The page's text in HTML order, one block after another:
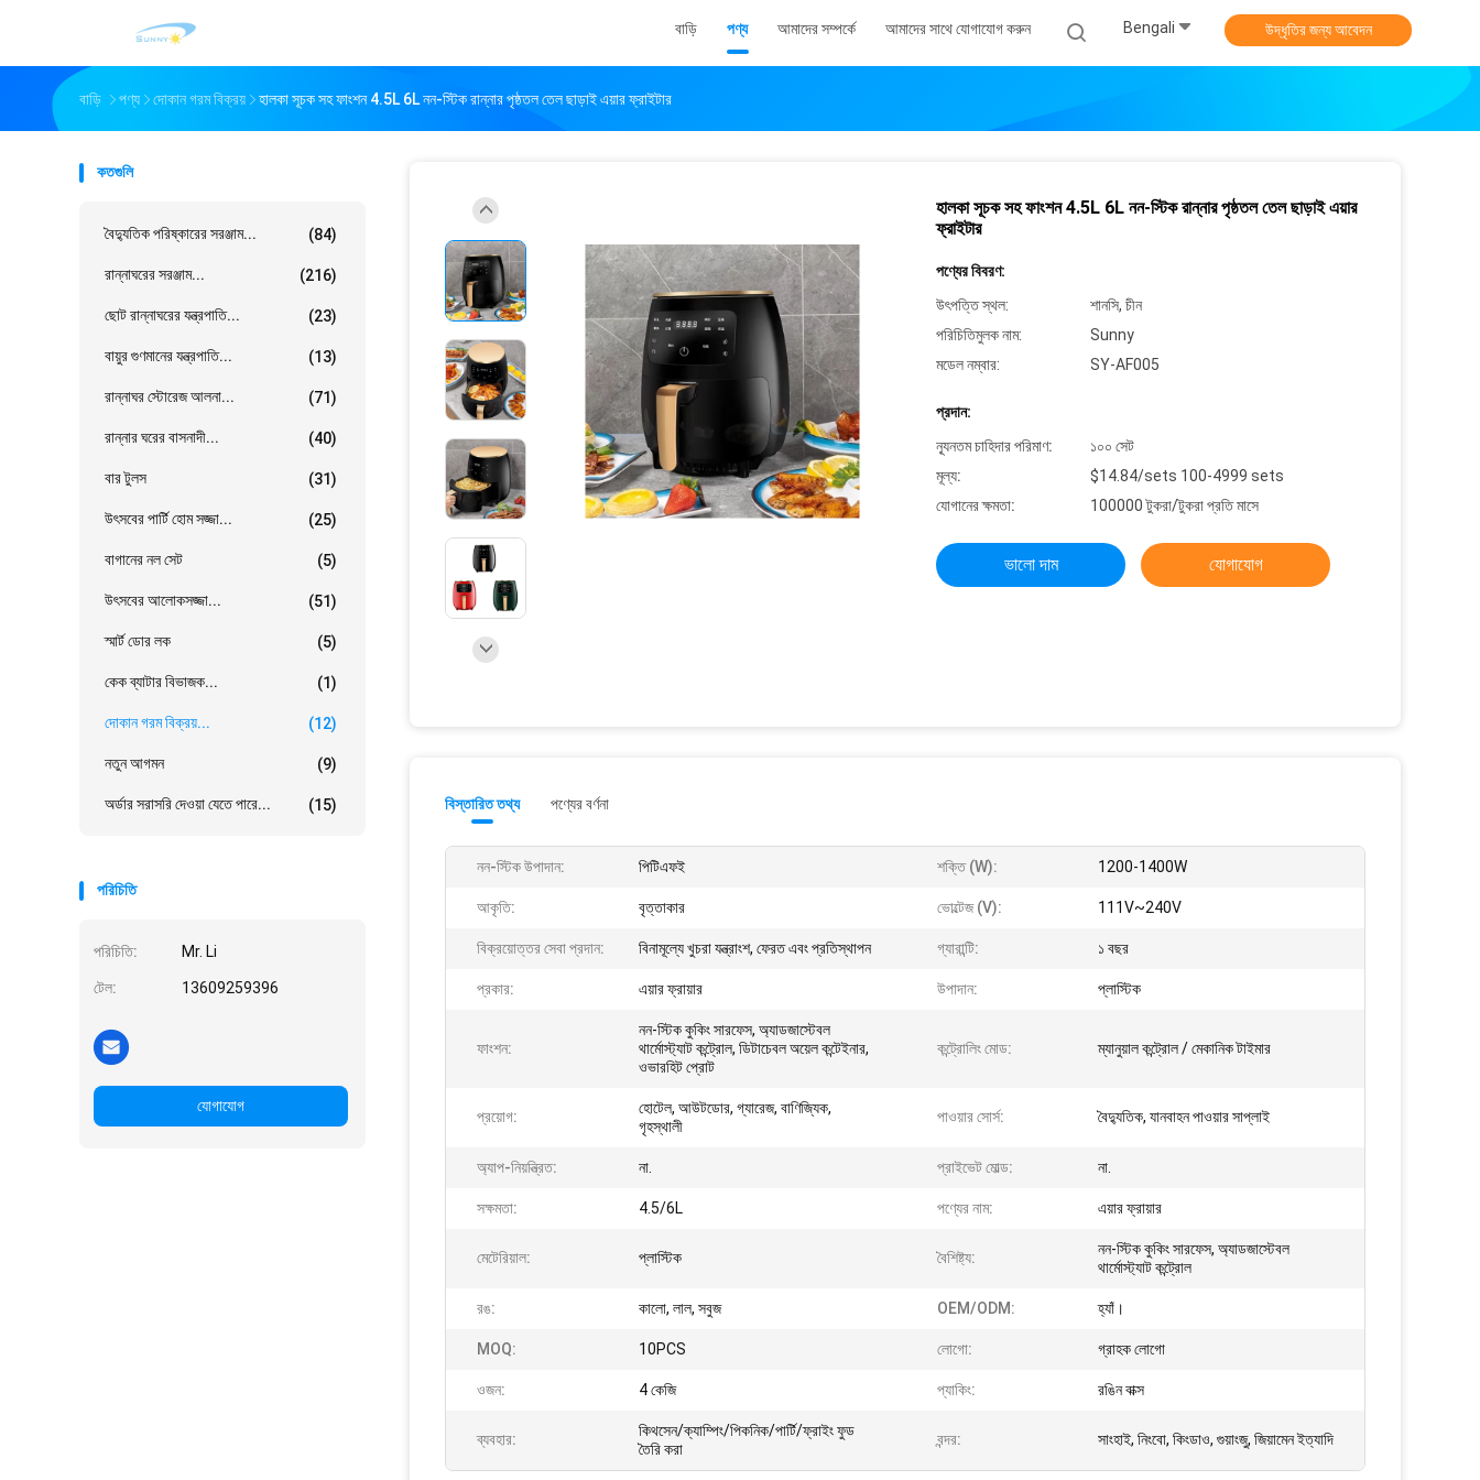
বাড়ি পণ্য আমাদের সম্পর্কে আমাদের সাথে যোগাযোগ করুন Bengali উদ্ধৃতির জন্য আবেদন
বাড়ি পণ্য দোকান গরম বিক্রয় হালকা সূচক সহ ফাংশন 4.5L 6L নন-স্টিক রান্নার পৃষ্ঠতল তেল ছাড়াই এয়ার ফ্রাইটার
কতগুলি
বৈদ্যুতিক পরিষ্কারের সরঞ্জাম... (84)
রান্নাঘরের সরঞ্জাম... (216)
ছোট রান্নাঘরের যন্ত্রপাতি... (23)
বায়ুর গুণমানের যন্ত্রপাতি... (13)
রান্নাঘর স্টোরেজ আলনা... (71)
রান্নার ঘরের বাসনাদী... (40)
বার টুলস (31)
উৎসবের পার্টি হোম সজ্জা... (25)
বাগানের নল সেট (5)
উৎসবের আলোকসজ্জা... (51)
স্মার্ট ডোর লক (5)
কেক ব্যাটার বিভাজক... (1)
দোকান গরম বিক্রয়... (12)
নতুন আগমন (9)
অর্ডার সরাসরি দেওয়া যেতে পারে... (15)
পরিচিতি
পরিচিতি: Mr. Li
টেল: 13609259396
যোগাযোগ
হালকা সূচক সহ ফাংশন 4.5L 6L নন-স্টিক রান্নার পৃষ্ঠতল তেল ছাড়াই এয়ার
ফ্রাইটার
পণ্যের বিবরণ:
উৎপত্তি স্থল:
শানসি, চীন
পরিচিতিমুলক নাম:
Sunny
মডেল নম্বার:
SY-AF005
প্রদান:
ন্যূনতম চাহিদার পরিমাণ:
১০০ সেট
মূল্য:
$14.84/sets 100-4999 sets
যোগানের ক্ষমতা:
100000 টুকরা/টুকরা প্রতি মাসে
ভালো দাম যোগাযোগ
বিস্তারিত তথ্য পণ্যের বর্ণনা
নন-স্টিক উপাদান: পিটিএফই শক্তি (W): 1200-1400W
আকৃতি: বৃত্তাকার ভোল্টেজ (V): 111V~240V
বিক্রয়োত্তর সেবা প্রদান: বিনামূল্যে খুচরা যন্ত্রাংশ, ফেরত এবং প্রতিস্থাপন গ্যারান্টি: ১ বছর
প্রকার: এয়ার ফ্রায়ার উপাদান: প্লাস্টিক
ফাংশন:
নন-স্টিক কুকিং সারফেস, অ্যাডজাস্টেবল
থার্মোস্ট্যাট কন্ট্রোল, ডিটাচেবল অয়েল কন্টেইনার,
ওভারহিট প্রোট
কন্ট্রোলিং মোড: ম্যানুয়াল কন্ট্রোল / মেকানিক টাইমার
প্রয়োগ:
হোটেল, আউটডোর, গ্যারেজ, বাণিজ্যিক,
গৃহস্থালী
পাওয়ার সোর্স: বৈদ্যুতিক, যানবাহন পাওয়ার সাপ্লাই
অ্যাপ-নিয়ন্ত্রিত: না. প্রাইভেট মোল্ড: না.
সক্ষমতা: 4.5/6L পণ্যের নাম: এয়ার ফ্রায়ার
মেটেরিয়াল: প্লাস্টিক বৈশিষ্ট্য:
নন-স্টিক কুকিং সারফেস, অ্যাডজাস্টেবল
থার্মোস্ট্যাট কন্ট্রোল
রঙ: কালো, লাল, সবুজ OEM/ODM: হ্যাঁ।
MOQ: 10PCS লোগো: গ্রাহক লোগো
ওজন: 4 কেজি প্যাকিং: রঙিন বাক্স
ব্যবহার:
কিথসেন/ক্যাম্পিং/পিকনিক/পার্টি/ফ্রাইং ফুড
তৈরি করা
বন্দর: সাংহাই, নিংবো, কিংডাও, গুয়াংজু, জিয়ামেন ইত্যাদি